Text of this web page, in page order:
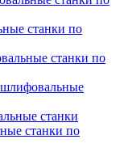
станки по
станки по
станки
станки по